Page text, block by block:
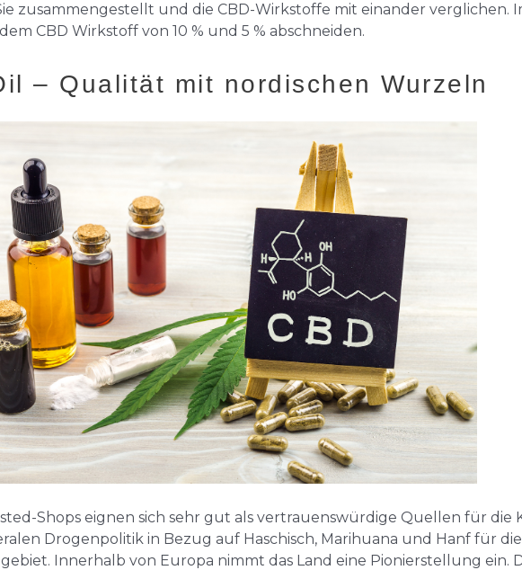
zusammengestellt und die CBD-Wirkstoffe mit einander verglichen.
CBD Wirkstoff von 10 % und 5 % abschneiden.
– Qualität mit nordischen Wurzeln
Shops eignen sich sehr gut als vertrauenswürdige Quellen für die
Drogenpolitik in Bezug auf Haschisch, Marihuana und Hanf für
Innerhalb von Europa nimmt das Land eine Pionierstellung ein.